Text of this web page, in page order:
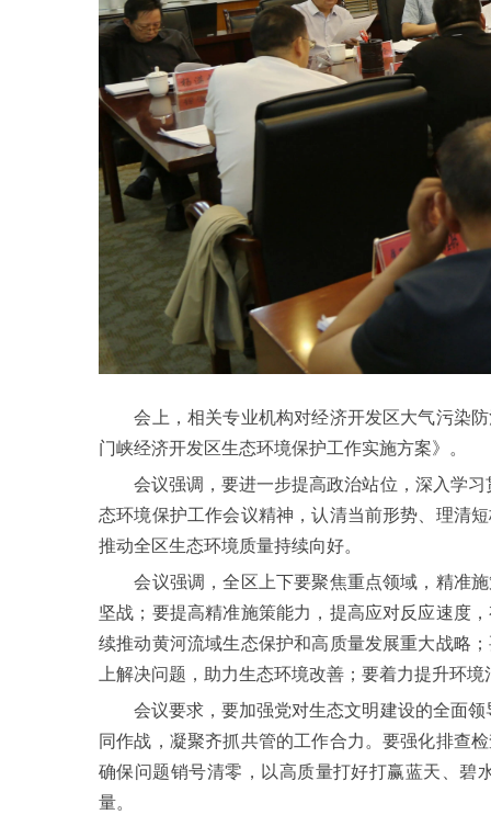
会上，相关专业机构对经济开发区大气污染防
门峡经济开发区生态环境保护工作实施方案》。
会议强调，要进一步提高政治站位，深入学习
态环境保护工作会议精神，认清当前形势、理清
推动全区生态环境质量持续向好。
会议强调，全区上下要聚焦重点领域，精准施
坚战；要提高精准施策能力，提高应对反应速度
续推动黄河流域生态保护和高质量发展重大战略
上解决问题，助力生态环境改善；要着力提升环
会议要求，要加强党对生态文明建设的全面领
同作战，凝聚齐抓共管的工作合力。要强化排查
确保问题销号清零，以高质量打好打赢蓝天、碧
量。